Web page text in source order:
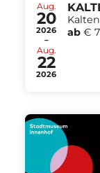
Aug.
20
2026
-
Aug.
22
2026
ab €